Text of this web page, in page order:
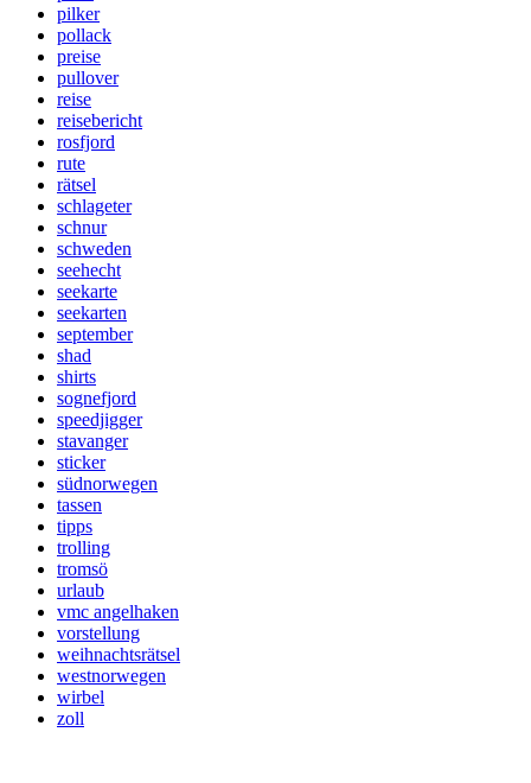
pilker
pollack
preise
pullover
reise
reisebericht
rosfjord
rute
rätsel
schlageter
schnur
schweden
seehecht
seekarte
seekarten
september
shad
shirts
sognefjord
speedjigger
stavanger
sticker
südnorwegen
tassen
tipps
trolling
tromsö
urlaub
vmc angelhaken
vorstellung
weihnachtsrätsel
westnorwegen
wirbel
zoll